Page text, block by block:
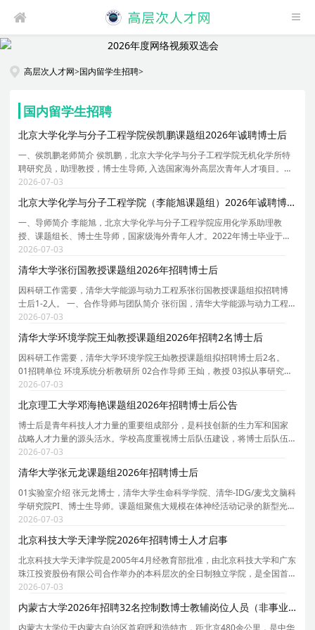
高层次人才网>国内留学生招聘>
国内留学生招聘
北京大学化学与分子工程学院侯凯鹏课题组2026年诚聘博士后
一、侯凯鹏老师简介 侯凯鹏，北京大学化学与分子工程学院无机化学所特
聘研究员，助理教授，博士生导师, 入选国家海外高层次青年人才项目。本
科及硕士阶段就读于苏州大学新加坡国立大学联合培养项目，指导老师是
郎建平教授、鲍晓光教授与 Wai Yip Fan 教授。2
2026-07-03
北京大学化学与分子工程学院（李能旭课题组）2026年诚聘博士后
一、导师简介 李能旭，北京大学化学与分子工程学院应用化学系助理教
授、课题组长、博士生导师，国家级海外青年人才。2022年博士毕业于北
京大学材料科学与工程学院，师从周欢萍教授。2022-2024年在美国北卡
罗来纳教堂山分校黄劲松课题组任职博士后，2024-2026
2026-07-03
清华大学张衍国教授课题组2026年招聘博士后
因科研工作需要，清华大学能源与动力工程系张衍国教授课题组拟招聘博
士后1-2人。 一、合作导师与团队简介 张衍国，清华大学能源与动力工程
长聘教授、博士生导师。课题组团队以资源、环境和能源交叉学科为核
心，致力于可燃固废/生物质能源化/资源化、钙钛矿太
2026-07-03
清华大学环境学院王灿教授课题组2026年招聘2名博士后
因科研工作需要，清华大学环境学院王灿教授课题组拟招聘博士后2名。
01招聘单位 环境系统分析教研所 02合作导师 王灿，教授 03拟从事研究内
容 依托课题组牵头负责的京津冀环境综合治理国家科技重大专项研究项
目，主要围绕人工智能驱动的温室气体排放精准核算
2026-07-03
北京理工大学邓海艳课题组2026年招聘博士后公告
博士后是青年科技人才力量的重要组成部分，是科技创新的生力军和国家
战略人才力量的源头活水。学校高度重视博士后队伍建设，将博士后队伍
建设纳入学校师资队伍建设工作全局中统一谋划、统一部署、统一推进，
持续推动博士后队伍规模倍增、质量倍增、效能倍增
2026-07-03
清华大学张元龙课题组2026年招聘博士后
01实验室介绍 张元龙博士，清华大学生命科学学院、清华-IDG/麦戈文脑科
学研究院PI、博士生导师。课题组聚焦大规模在体神经活动记录的新型光学
与计算方法，研究方向涵盖：台式/头戴式无线介观显微成像系统以及神经
活动计算建模与群体解码。课题组依托生命科学
2026-07-03
北京科技大学天津学院2026年招聘博士人才启事
北京科技大学天津学院是2005年4月经教育部批准，由北京科技大学和广东
珠江投资股份有限公司合作举办的本科层次的全日制独立学院，是全国首
批接受教育部规范工作验收的三所独立学院之一。学校位于天津市宝坻区
京津新城，占地1297.73亩，建筑面积35.18万平方米
2026-07-03
内蒙古大学2026年招聘32名控制数博士教辅岗位人员（非事业编制）公告
内蒙古大学位于内蒙古自治区首府呼和浩特市，距北京480余公里，是中华